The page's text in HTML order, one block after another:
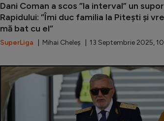
Dani Coman a scos ”la interval” un
Rapidului: ”Îmi duc familia la Pitești și
mă bat cu el”
SuperLiga | Mihai Cheleș | 13 Septembrie 2025,